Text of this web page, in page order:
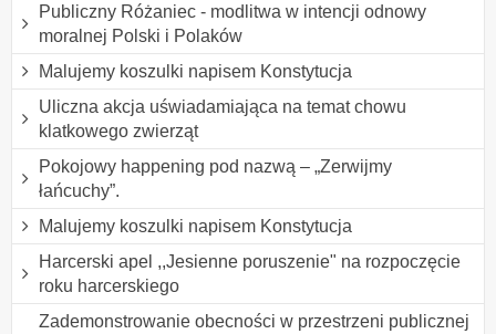
Publiczny Różaniec - modlitwa w intencji odnowy
moralnej Polski i Polaków
Malujemy koszulki napisem Konstytucja
Uliczna akcja uświadamiająca na temat chowu
klatkowego zwierząt
Pokojowy happening pod nazwą – „Zerwijmy
łańcuchy”.
Malujemy koszulki napisem Konstytucja
Harcerski apel ,,Jesienne poruszenie" na rozpoczęcie
roku harcerskiego
Zademonstrowanie obecności w przestrzeni publicznej